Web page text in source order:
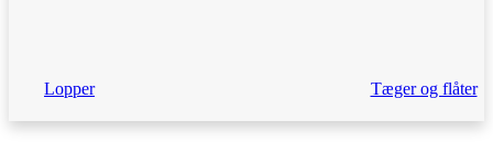
Lopper Tæger og flåter